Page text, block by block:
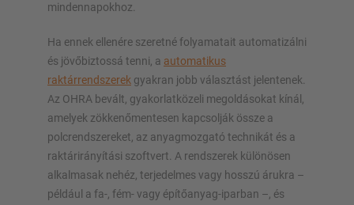
mindennapokhoz.
Ha ennek ellenére szeretné folyamatait automatizálni
és jövőbiztossá tenni, a automatikus
raktárrendszerek gyakran jobb választást jelentenek.
Az OHRA bevált, gyakorlatközeli megoldásokat kínál,
amelyek zökkenőmentesen kapcsolják össze a
polcrendszereket, az anyagmozgató technikát és a
raktárirányítási szoftvert. A rendszerek különösen
alkalmasak nehéz, terjedelmes vagy hosszú árukra –
például a fa-, fém- vagy építőanyag-iparban –, és